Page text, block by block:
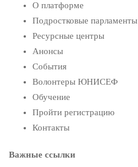
О платформе
Подростковые парламенты
Ресурсные центры
Анонсы
События
Волонтеры ЮНИСЕФ
Обучение
Пройти регистрацию
Контакты
Важные ссылки